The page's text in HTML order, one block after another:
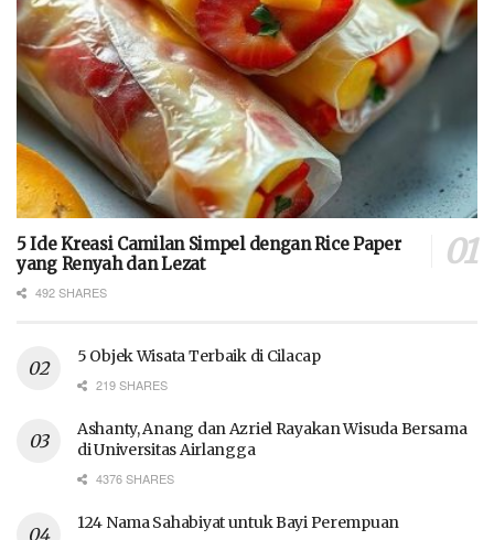
5 Ide Kreasi Camilan Simpel dengan Rice Paper
yang Renyah dan Lezat
492 SHARES
5 Objek Wisata Terbaik di Cilacap
219 SHARES
Ashanty, Anang dan Azriel Rayakan Wisuda Bersama
di Universitas Airlangga
4376 SHARES
124 Nama Sahabiyat untuk Bayi Perempuan